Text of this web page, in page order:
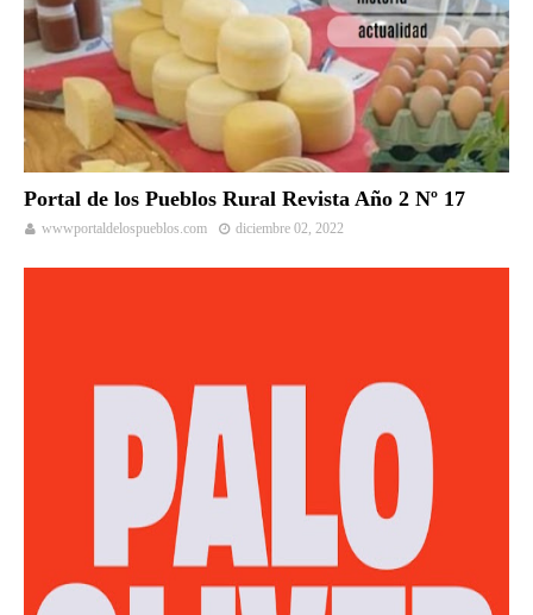
Portal de los Pueblos Rural Revista Año 2 Nº 17
wwwportaldelospueblos.com diciembre 02, 2022